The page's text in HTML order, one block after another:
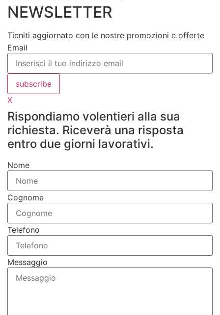
NEWSLETTER
Tieniti aggiornato con le nostre promozioni e offerte
Email
subscribe
X
Rispondiamo volentieri alla sua
richiesta. Riceverà una risposta
entro due giorni lavorativi.
Nome
Cognome
Telefono
Messaggio